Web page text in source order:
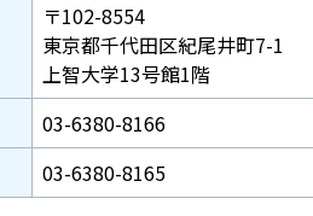
〒102-8554
東京都千代田区紀尾井町7-1
上智大学13号館1階
03-6380-8166
03-6380-8165